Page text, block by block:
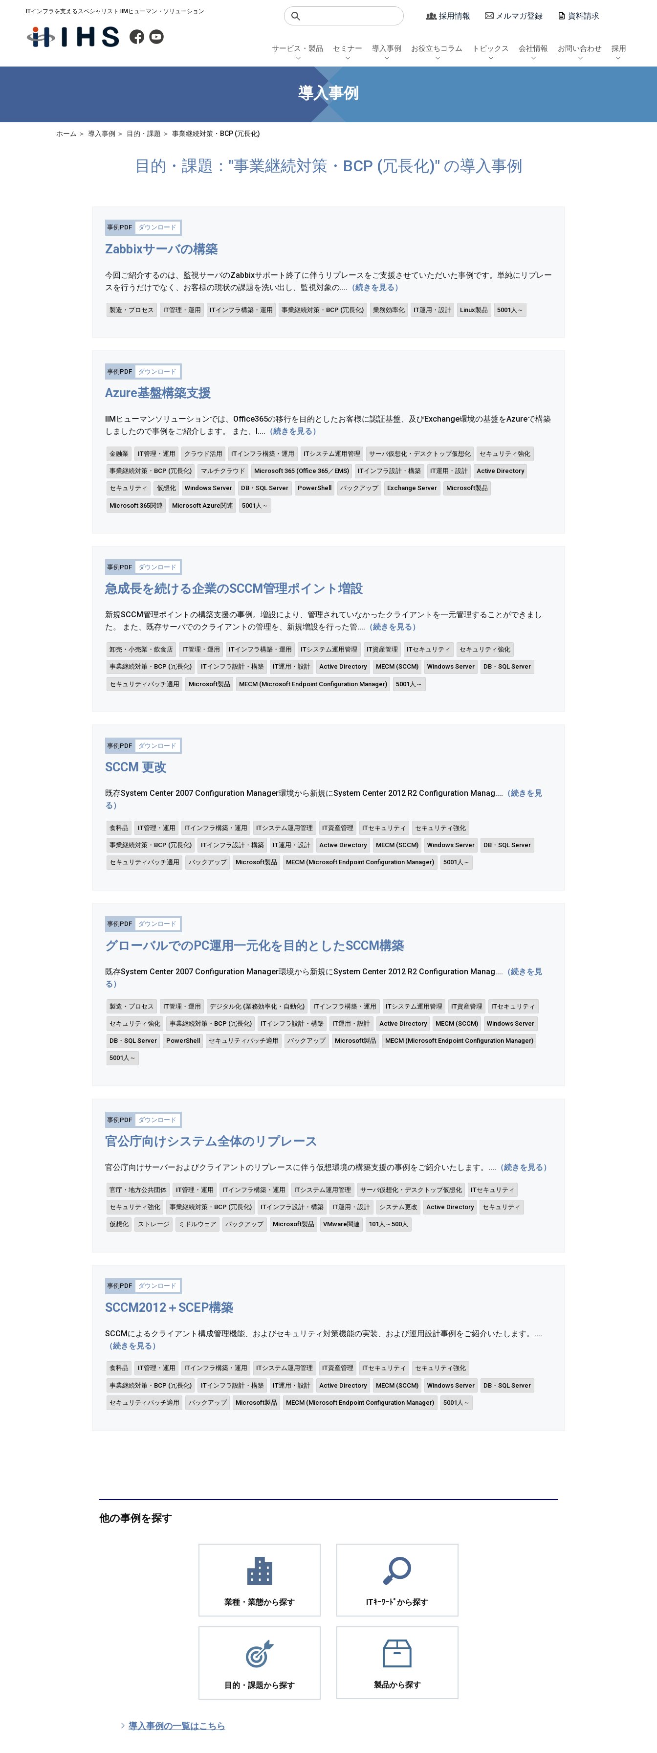
ITインフラを支えるスペシャリスト IIMヒューマン・ソリューション 採用情報 メルマガ登録 資料請求
サービス・製品 セミナー 導入事例 お役立ちコラム トピックス 会社情報 お問い合わせ 採用
導入事例
ホーム 導入事例 目的・課題 事業継続対策・BCP (冗長化)
目的・課題："事業継続対策・BCP (冗長化)" の導入事例
事例PDF ダウンロード
Zabbixサーバの構築
今回ご紹介するのは、監視サーバのZabbixサポート終了に伴うリプレースをご支援させていただいた事例です。単純にリプレー
スを行うだけでなく、お客様の現状の課題を洗い出し、監視対象の.... （続きを見る）
製造・プロセス IT管理・運用 ITインフラ構築・運用 事業継続対策・BCP (冗長化) 業務効率化 IT運用・設計 Linux製品 5001人～
事例PDF ダウンロード
Azure基盤構築支援
IIMヒューマンソリューションでは、Office365の移行を目的としたお客様に認証基盤、及びExchange環境の基盤をAzureで構築
しましたので事例をご紹介します。 また、I.... （続きを見る）
金融業 IT管理・運用 クラウド活用 ITインフラ構築・運用 ITシステム運用管理 サーバ仮想化・デスクトップ仮想化 セキュリティ強化
事業継続対策・BCP (冗長化) マルチクラウド Microsoft 365 (Office 365／EMS) ITインフラ設計・構築 IT運用・設計 Active Directory
セキュリティ 仮想化 Windows Server DB・SQL Server PowerShell バックアップ Exchange Server Microsoft製品
Microsoft 365関連 Microsoft Azure関連 5001人～
事例PDF ダウンロード
急成長を続ける企業のSCCM管理ポイント増設
新規SCCM管理ポイントの構築支援の事例。増設により、管理されていなかったクライアントを一元管理することができまし
た。 また、既存サーバでのクライアントの管理を、新規増設を行った管.... （続きを見る）
卸売・小売業・飲食店 IT管理・運用 ITインフラ構築・運用 ITシステム運用管理 IT資産管理 ITセキュリティ セキュリティ強化
事業継続対策・BCP (冗長化) ITインフラ設計・構築 IT運用・設計 Active Directory MECM (SCCM) Windows Server DB・SQL Server
セキュリティパッチ適用 Microsoft製品 MECM (Microsoft Endpoint Configuration Manager) 5001人～
事例PDF ダウンロード
SCCM 更改
既存System Center 2007 Configuration Manager環境から新規にSystem Center 2012 R2 Configuration Manag.... （続きを見
る）
食料品 IT管理・運用 ITインフラ構築・運用 ITシステム運用管理 IT資産管理 ITセキュリティ セキュリティ強化
事業継続対策・BCP (冗長化) ITインフラ設計・構築 IT運用・設計 Active Directory MECM (SCCM) Windows Server DB・SQL Server
セキュリティパッチ適用 バックアップ Microsoft製品 MECM (Microsoft Endpoint Configuration Manager) 5001人～
事例PDF ダウンロード
グローバルでのPC運用一元化を目的としたSCCM構築
既存System Center 2007 Configuration Manager環境から新規にSystem Center 2012 R2 Configuration Manag.... （続きを見
る）
製造・プロセス IT管理・運用 デジタル化 (業務効率化・自動化) ITインフラ構築・運用 ITシステム運用管理 IT資産管理 ITセキュリティ
セキュリティ強化 事業継続対策・BCP (冗長化) ITインフラ設計・構築 IT運用・設計 Active Directory MECM (SCCM) Windows Server
DB・SQL Server PowerShell セキュリティパッチ適用 バックアップ Microsoft製品 MECM (Microsoft Endpoint Configuration Manager)
5001人～
事例PDF ダウンロード
官公庁向けシステム全体のリプレース
官公庁向けサーバーおよびクライアントのリプレースに伴う仮想環境の構築支援の事例をご紹介いたします。.... （続きを見る）
官庁・地方公共団体 IT管理・運用 ITインフラ構築・運用 ITシステム運用管理 サーバ仮想化・デスクトップ仮想化 ITセキュリティ
セキュリティ強化 事業継続対策・BCP (冗長化) ITインフラ設計・構築 IT運用・設計 システム更改 Active Directory セキュリティ
仮想化 ストレージ ミドルウェア バックアップ Microsoft製品 VMware関連 101人～500人
事例PDF ダウンロード
SCCM2012＋SCEP構築
SCCMによるクライアント構成管理機能、およびセキュリティ対策機能の実装、および運用設計事例をご紹介いたします。....
（続きを見る）
食料品 IT管理・運用 ITインフラ構築・運用 ITシステム運用管理 IT資産管理 ITセキュリティ セキュリティ強化
事業継続対策・BCP (冗長化) ITインフラ設計・構築 IT運用・設計 Active Directory MECM (SCCM) Windows Server DB・SQL Server
セキュリティパッチ適用 バックアップ Microsoft製品 MECM (Microsoft Endpoint Configuration Manager) 5001人～
他の事例を探す
業種・業態から探す ITｷｰﾜｰﾄﾞから探す
目的・課題から探す 製品から探す
導入事例の一覧はこちら